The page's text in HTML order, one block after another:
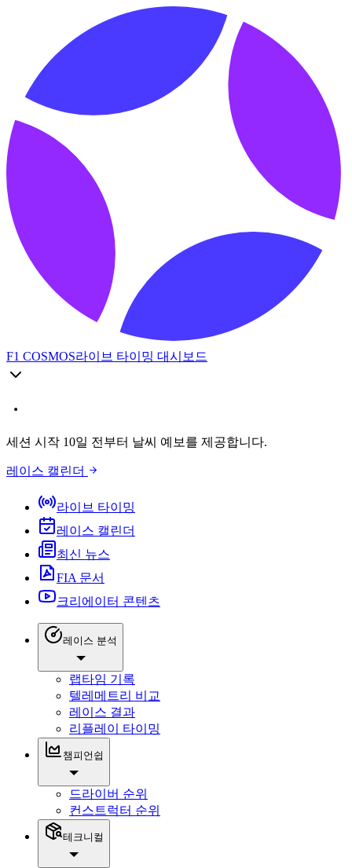
F1 COSMOS라이브 타이밍 대시보드
세션 시작 10일 전부터 날씨 예보를 제공합니다.
레이스 캘린더
라이브 타이밍
레이스 캘린더
최신 뉴스
FIA 문서
크리에이터 콘텐츠
레이스 분석
랩타임 기록
텔레메트리 비교
레이스 결과
리플레이 타이밍
챔피언쉽
드라이버 순위
컨스트럭터 순위
테크니컬